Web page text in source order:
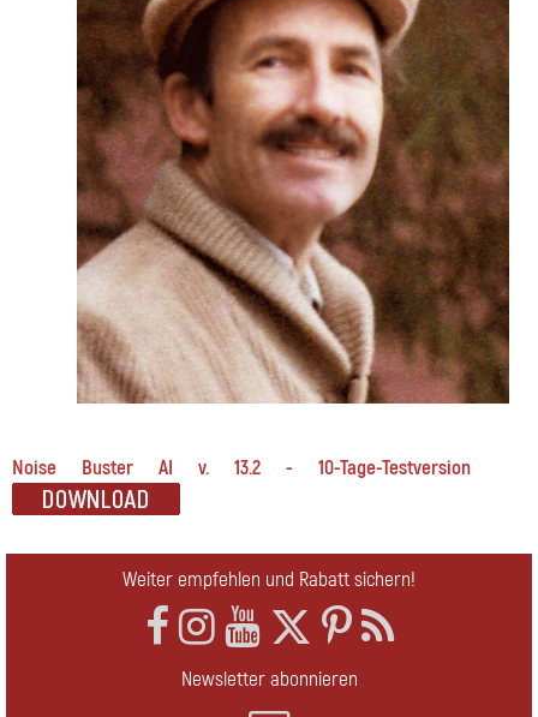
Noise Buster AI v. 13.2 - 10-Tage-Testversion
Weiter empfehlen und Rabatt sichern!
Newsletter abonnieren